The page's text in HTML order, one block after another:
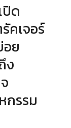
ปิด
คเจอร์
ย
ง
กรรม